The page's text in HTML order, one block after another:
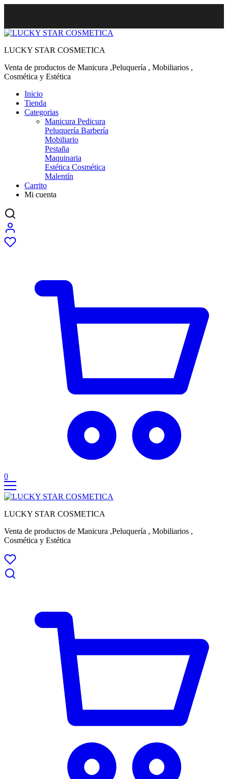
LUCKY STAR COSMETICA
Venta de productos de Manicura ,Peluquería , Mobiliarios ,
Cosmética y Estética
Inicio
Tienda
Categorias
Manicura Pedicura
Peluquería Barbería
Mobiliario
Pestaña
Maquinaria
Estética Cosmética
Malentín
Carrito
Mi cuenta
0
LUCKY STAR COSMETICA
Venta de productos de Manicura ,Peluquería , Mobiliarios ,
Cosmética y Estética